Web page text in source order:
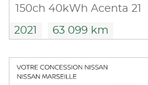
150ch 40kWh Acenta 21
2021 63 099 km